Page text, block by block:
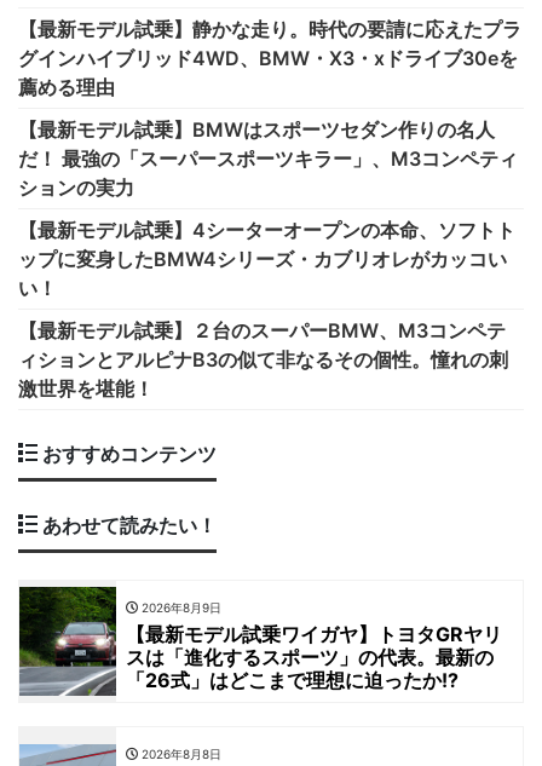
【最新モデル試乗】静かな走り。時代の要請に応えたプラ
グインハイブリッド4WD、BMW・X3・xドライブ30eを
薦める理由
【最新モデル試乗】BMWはスポーツセダン作りの名人
だ！ 最強の「スーパースポーツキラー」、M3コンペティ
ションの実力
【最新モデル試乗】4シーターオープンの本命、ソフトト
ップに変身したBMW4シリーズ・カブリオレがカッコい
い！
【最新モデル試乗】２台のスーパーBMW、M3コンペテ
ィションとアルピナB3の似て非なるその個性。憧れの刺
激世界を堪能！
おすすめコンテンツ
あわせて読みたい！
2026年8月9日
【最新モデル試乗ワイガヤ】トヨタGRヤリ
スは「進化するスポーツ」の代表。最新の
「26式」はどこまで理想に迫ったか!?
2026年8月8日